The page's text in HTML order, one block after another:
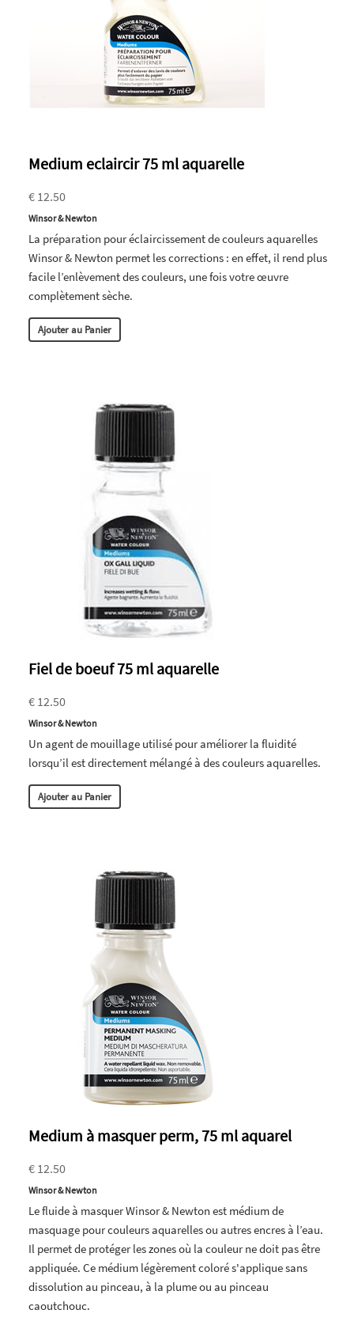
Medium eclaircir 75 ml aquarelle
€ 12.50
Winsor & Newton
La préparation pour éclaircissement de couleurs aquarelles
Winsor & Newton permet les corrections : en effet, il rend plus
facile l’enlèvement des couleurs, une fois votre œuvre
complètement sèche.
Ajouter au Panier
Fiel de boeuf 75 ml aquarelle
€ 12.50
Winsor & Newton
Un agent de mouillage utilisé pour améliorer la fluidité
lorsqu’il est directement mélangé à des couleurs aquarelles.
Ajouter au Panier
Medium à masquer perm, 75 ml aquarel
€ 12.50
Winsor & Newton
Le fluide à masquer Winsor & Newton est médium de
masquage pour couleurs aquarelles ou autres encres à l’eau.
Il permet de protéger les zones où la couleur ne doit pas être
appliquée. Ce médium légèrement coloré s'applique sans
dissolution au pinceau, à la plume ou au pinceau
caoutchouc.